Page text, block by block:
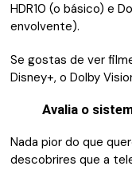
HDR10 (o básico) e
envolvente).
Se gostas de ver
Disney+, o Dolby
Avalia o
Nada pior do que
descobrires que a